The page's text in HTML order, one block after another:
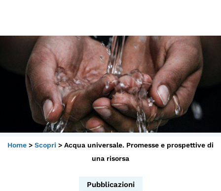
contenuto
Sostieni
App
Sala di Lettura
LA FONDAZIONE
Home > Scopri > Acqua universale. Promesse e prospettive di
una risorsa
Pubblicazioni